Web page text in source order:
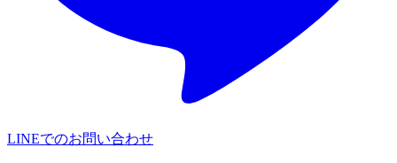
LINEでのお問い合わせ